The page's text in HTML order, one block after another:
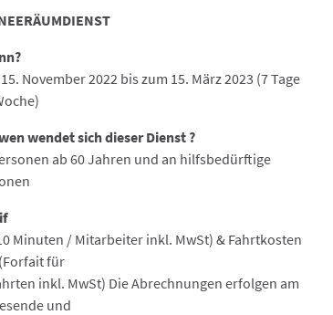
November 2022 bis zum 15. März 2023 (7 Tage
wendet sich dieser Dienst ?
ab 60 Jahren und an hilfsbedürftige
Minuten / Mitarbeiter inkl. MwSt) & Fahrtkosten
für
inkl. MwSt) Die Abrechnungen erfolgen am
und